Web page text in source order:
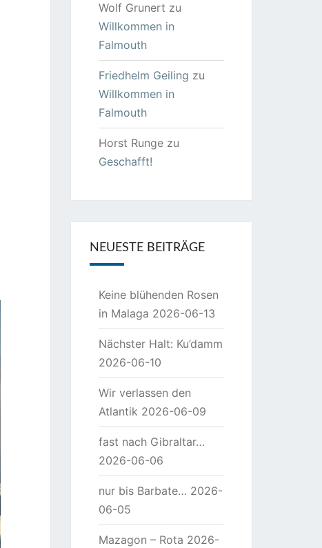
Wolf Grunert zu
Willkommen in
Falmouth
Friedhelm Geiling zu
Willkommen in
Falmouth
Horst Rungezu
Geschafft!
NEUESTE BEITRÄGE
Keine blühenden Rosen
in Malaga 2026-06-13
Nächster Halt: Ku’damm
2026-06-10
Wir verlassen den
Atlantik 2026-06-09
fast nach Gibraltar…
2026-06-06
nur bis Barbate… 2026-
06-05
Mazagon – Rota 2026-